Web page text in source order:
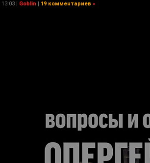
13:03 | Goblin | 19 комментариев »